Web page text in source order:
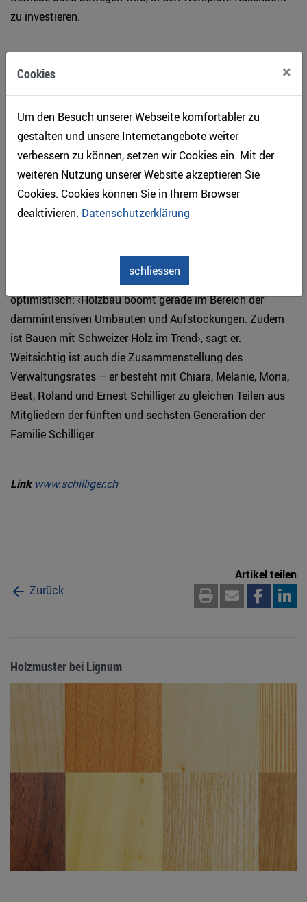
Cookies ×
Um den Besuch unserer Webseite komfortabler zu
gestalten und unsere Internetangebote weiter
verbessern zu können, setzen wir Cookies ein. Mit der
weiteren Nutzung unserer Website akzeptieren Sie
Cookies. Cookies können Sie in Ihrem Browser
deaktivieren. Datenschutzerklärung
schliessen
zu investieren.
Zukunftsfähige Produkte und Strukturen
Verwaltungsratspräsident Ernest Schilliger zeigt sich
glücklich, dass es gelungen ist, die neue Produktionsstätte
in nächster Nähe zum Sägewerk in Haltikon zu realisieren.
‹Damit können wir insbesondere die Transportstrecke für
die Hackschnitzel minimieren. Auch Lärm- und
Schadstoffemissionen wird es praktisch keine geben, und
die Abwässer werden in der eigenen Eindampfanlage
Hinsichtlich der Marktchancen für die neuen Schilliger-
optimistisch: ‹Holzbau boomt gerade im Bereich der
dämmintensiven Umbauten und Aufstockungen. Zudem
ist Bauen mit Schweizer Holz im Trend›, sagt er.
Weitsichtig ist auch die Zusammenstellung des
Verwaltungsrates – er besteht mit Chiara, Melanie, Mona,
Beat, Roland und Ernest Schilliger zu gleichen Teilen aus
Mitgliedern der fünften und sechsten Generation der
Familie Schilliger.
Link www.schilliger.ch
Zurück
Artikel teilen
Holzmuster bei Lignum